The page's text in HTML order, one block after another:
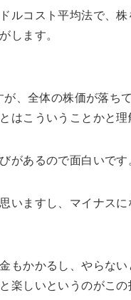
ルコスト平均法で、
します。
、全体の株価が落ち
とはこういうことかと理
があるので面白いです。
いますし、マイナス
かかるし、やらない
楽しいというのがこ